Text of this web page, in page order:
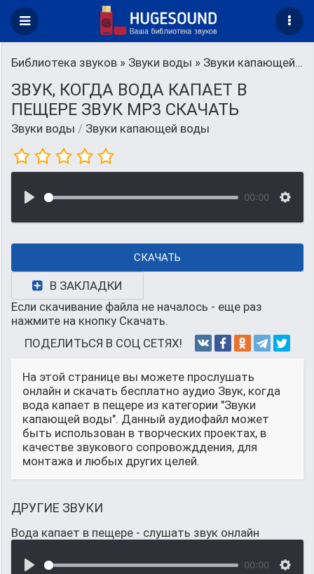
Библиотека звуков » Звуки воды » Звуки капающей воды
ЗВУК, КОГДА ВОДА КАПАЕТ В
ПЕЩЕРЕ ЗВУК MP3 СКАЧАТЬ
Звуки воды / Звуки капающей воды
00:00
СКАЧАТЬ
В ЗАКЛАДКИ
Если скачивание файла не началось - еще раз
нажмите на кнопку Скачать.
ПОДЕЛИТЬСЯ В СОЦ СЕТЯХ!
На этой странице вы можете прослушать
онлайн и скачать бесплатно аудио Звук, когда
вода капает в пещере из категории "Звуки
капающей воды". Данный аудиофайл может
быть использован в творческих проектах, в
качестве звукового сопровожддения, для
монтажа и любых других целей.
ДРУГИЕ ЗВУКИ
Вода капает в пещере - слушать звук онлайн
00:00